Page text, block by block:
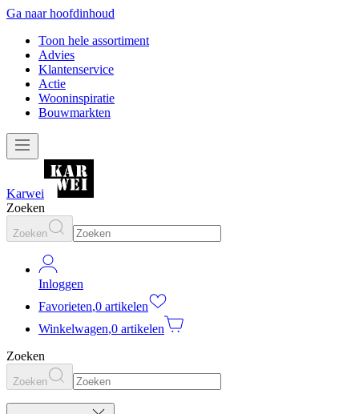
Ga naar hoofdinhoud
Toon hele assortiment
Advies
Klantenservice
Actie
Wooninspiratie
Bouwmarkten
Karwei
Zoeken
Zoeken
Inloggen
Favorieten,0 artikelen
Winkelwagen,0 artikelen
Zoeken
Zoeken